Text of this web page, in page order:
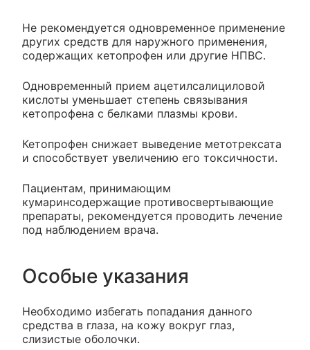
Не рекомендуется одновременное применение
других средств для наружного применения,
содержащих кетопрофен или другие НПВС.
Одновременный прием ацетилсалициловой
кислоты уменьшает степень связывания
кетопрофена с белками плазмы крови.
Кетопрофен снижает выведение метотрексата
и способствует увеличению его токсичности.
Пациентам, принимающим
кумаринсодержащие противосвертывающие
препараты, рекомендуется проводить лечение
под наблюдением врача.
Особые указания
Необходимо избегать попадания данного
средства в глаза, на кожу вокруг глаз,
слизистые оболочки.